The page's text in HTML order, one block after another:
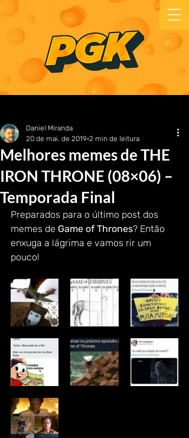
Melhores memes de THE
IRON THRONE (08×06) –
Temporada Final
Daniel Miranda
20 de mai. de 2019 2 min de leitura
Preparados para o último post dos
memes de Game of Thrones? Então
enxuga a lágrima e vamos rir um
pouco!